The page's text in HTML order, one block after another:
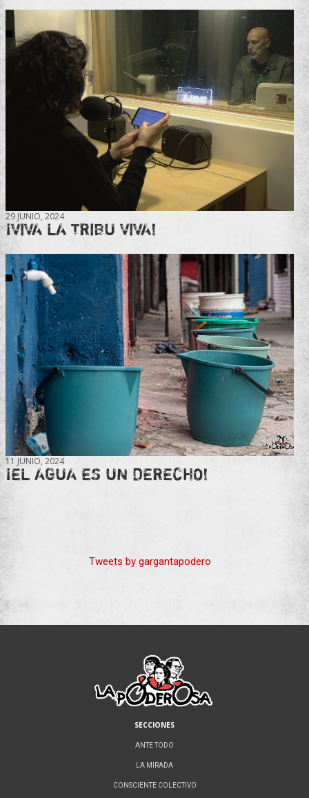
29 JUNIO, 2024
¡VIVA LA TRIBU VIVA!
11 JUNIO, 2024
¡EL AGUA ES UN DERECHO!
Tweets by gargantapodero
SECCIONES
ANTE TODO
LA MIRADA
CONSCIENTE COLECTIVO